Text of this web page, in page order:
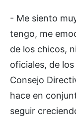
- Me siento
tengo, me
de los chicos,
oficiales, de
Consejo
hace en
seguir